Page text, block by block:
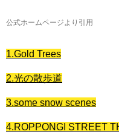
公式ホームページより引用
1.Gold Trees
2.光の散歩道
3.some snow scenes
4.ROPPONGI STREET